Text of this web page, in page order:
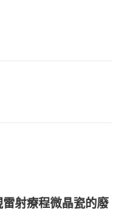
射療程微晶瓷的廢